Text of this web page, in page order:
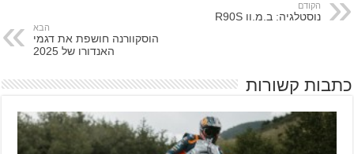
הקודם
נוסטלגיה: ב.מ.וו R90S
הבא
הוסקוורנה חושפת את דגמי
האנדורו של 2025
כתבות קשורות